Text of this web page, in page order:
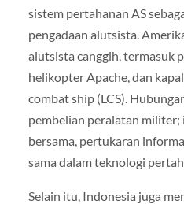
sistem pertahanan AS
pengadaan alutsista.
alutsista canggih, termasuk
helikopter Apache, dan
combat ship (LCS).
pembelian peralatan
bersama, pertukaran
sama dalam teknologi
Selain itu, Indonesia juga